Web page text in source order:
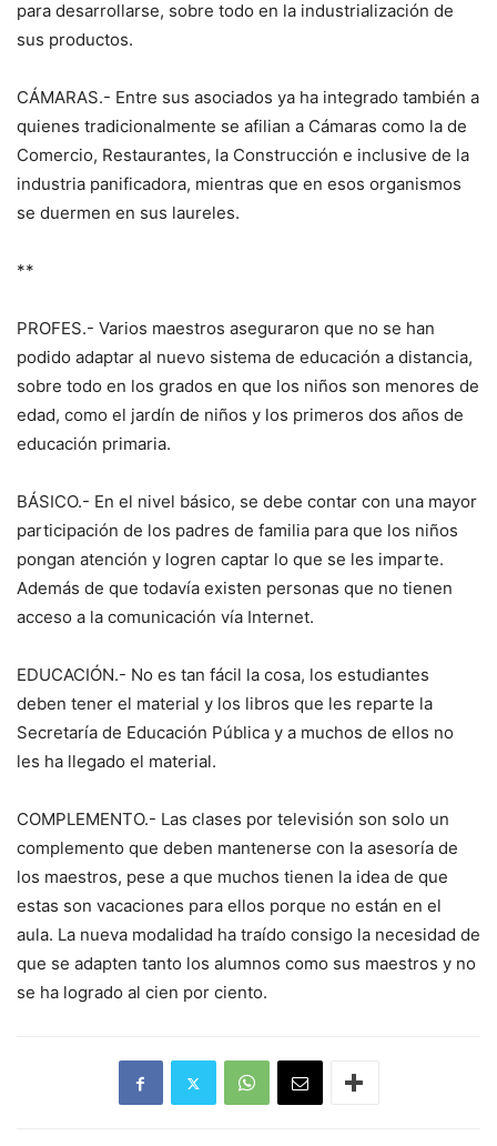
para desarrollarse, sobre todo en la industrialización de
sus productos.
CÁMARAS.- Entre sus asociados ya ha integrado también a
quienes tradicionalmente se afilian a Cámaras como la de
Comercio, Restaurantes, la Construcción e inclusive de la
industria panificadora, mientras que en esos organismos
se duermen en sus laureles.
**
PROFES.- Varios maestros aseguraron que no se han
podido adaptar al nuevo sistema de educación a distancia,
sobre todo en los grados en que los niños son menores de
edad, como el jardín de niños y los primeros dos años de
educación primaria.
BÁSICO.- En el nivel básico, se debe contar con una mayor
participación de los padres de familia para que los niños
pongan atención y logren captar lo que se les imparte.
Además de que todavía existen personas que no tienen
acceso a la comunicación vía Internet.
EDUCACIÓN.- No es tan fácil la cosa, los estudiantes
deben tener el material y los libros que les reparte la
Secretaría de Educación Pública y a muchos de ellos no
les ha llegado el material.
COMPLEMENTO.- Las clases por televisión son solo un
complemento que deben mantenerse con la asesoría de
los maestros, pese a que muchos tienen la idea de que
estas son vacaciones para ellos porque no están en el
aula. La nueva modalidad ha traído consigo la necesidad de
que se adapten tanto los alumnos como sus maestros y no
se ha logrado al cien por ciento.